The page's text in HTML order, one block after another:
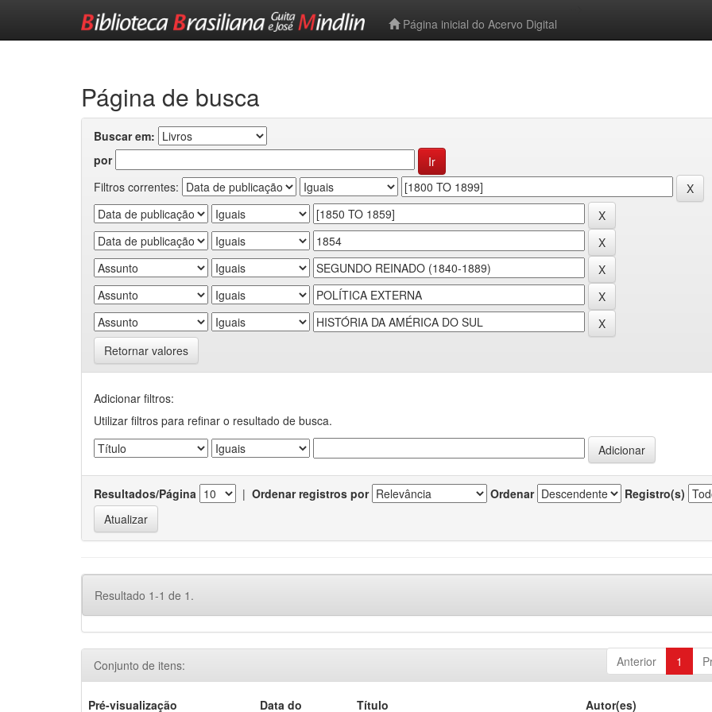
Página inicial do Acervo Digital
Página de busca
Buscar em:
por
Filtros correntes:
Retornar valores
Adicionar filtros:
Utilizar filtros para refinar o resultado de busca.
Resultados/Página | Ordenar registros por Ordenar Registro(s)
Resultado 1-1 de 1.
Anterior 1
Conjunto de itens:
Pré-visualização Data do Título Autor(es)